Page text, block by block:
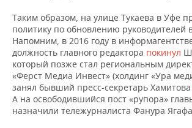
Таким образом, на улице Тукаева в Уфе
политику по обновлению
Напомним, в 2016 году в
должность главного редактора покинул
который позже стал региональным
«Ферст Медиа Инвест» (холдинг «Ура
занял бывший пресс-секретарь Хамитова
А на освободившийся пост «рупора»
назначили тележурналиста Фанура